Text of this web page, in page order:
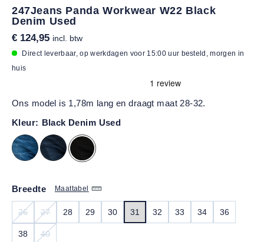
247Jeans Panda Workwear W22 Black
Denim Used
€ 124,95 incl. btw
Direct leverbaar, op werkdagen voor 15:00 uur besteld, morgen in
huis
Ons model is 1,78m lang en draagt maat 28-32.
Kleur: Black Denim Used
Maattabel
Breedte
26
(DEZE OPTIE IS MOMENTEEL NIET BESCHIKBAAR.)
27 28 29 30 31 32 33 34 36
38 40